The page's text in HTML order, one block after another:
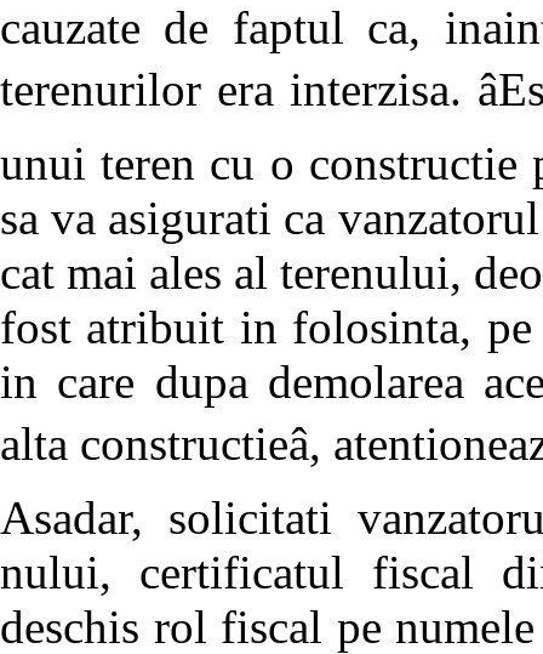
cauzate de faptul ca,
terenurilor era interzisa.
unui teren cu o constructie
sa va asigurati ca
cat mai ales al terenului,
fost atribuit in folosinta, pe
in care dupa demolarea
alta constructieâ,
Asadar, solicitati
nului, certificatul fiscal
deschis rol fiscal pe